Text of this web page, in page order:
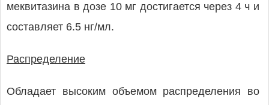
меквитазина в дозе 10 мг достигается через 4 ч и
составляет 6.5 нг/мл.
Распределение
Обладает высоким объемом распределения во